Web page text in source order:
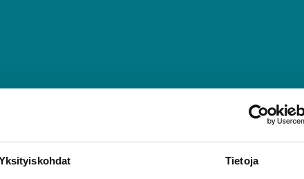
Tietoja
on avoinna